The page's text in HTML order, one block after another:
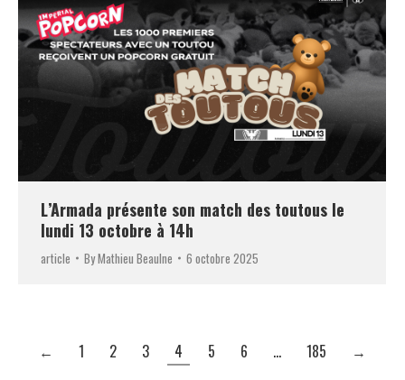
L’Armada présente son match des toutous le
lundi 13 octobre à 14h
article ByMathieu Beaulne 6 octobre 2025
← 1 2 3 4 5 6 … 185 →